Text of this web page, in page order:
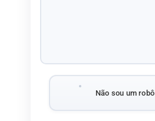
Não sou um robô